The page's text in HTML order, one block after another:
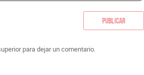
Publicar
para dejar un comentario.